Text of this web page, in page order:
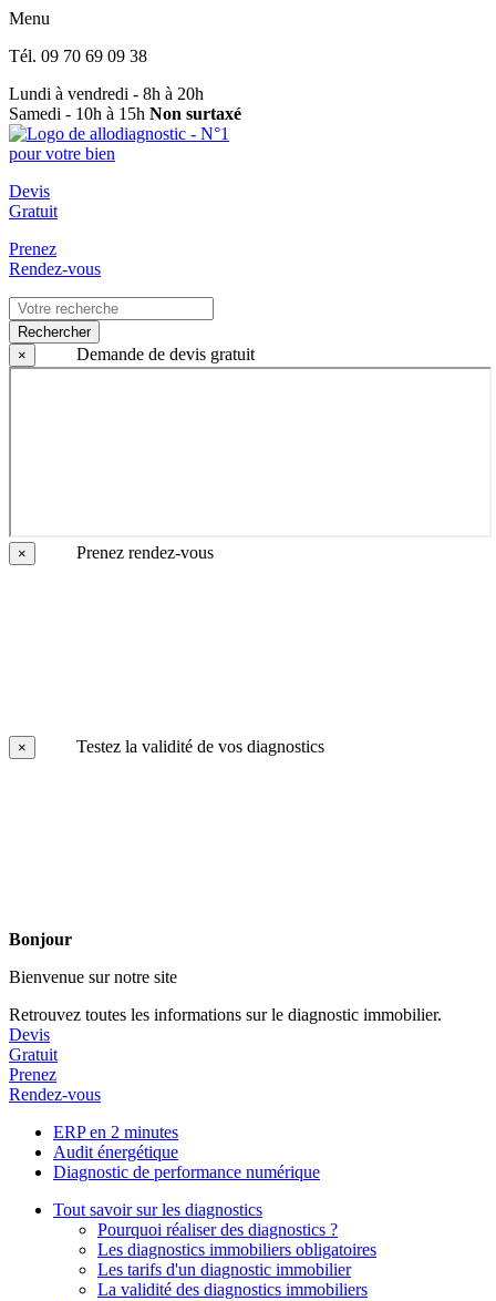
Menu
Tél. 09 70 69 09 38
Lundi à vendredi - 8h à 20h
Samedi - 10h à 15h Non surtaxé
Devis
Gratuit
Prenez
Rendez-vous
Rechercher
×
Demande de devis gratuit
× Prenez rendez-vous
× Testez la validité de vos diagnostics
Bonjour
Bienvenue sur notre site
Retrouvez toutes les informations sur le diagnostic immobilier.
Devis
Gratuit
Prenez
Rendez-vous
ERP en 2 minutes
Audit énergétique
Diagnostic de performance numérique
Tout savoir sur les diagnostics
Pourquoi réaliser des diagnostics ?
Les diagnostics immobiliers obligatoires
Les tarifs d'un diagnostic immobilier
La validité des diagnostics immobiliers